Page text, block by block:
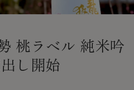
桃ラベル 純米吟
し開始